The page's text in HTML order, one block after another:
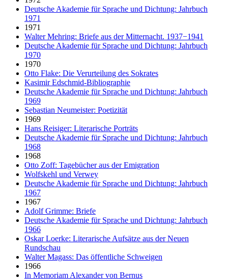
Deutsche Akademie für Sprache und Dichtung: Jahrbuch
1971
1971
Walter Mehring: Briefe aus der Mitternacht. 1937−1941
Deutsche Akademie für Sprache und Dichtung: Jahrbuch
1970
1970
Otto Flake: Die Verurteilung des Sokrates
Kasimir Edschmid-Bibliographie
Deutsche Akademie für Sprache und Dichtung: Jahrbuch
1969
Sebastian Neumeister: Poetizität
1969
Hans Reisiger: Literarische Porträts
Deutsche Akademie für Sprache und Dichtung: Jahrbuch
1968
1968
Otto Zoff: Tagebücher aus der Emigration
Wolfskehl und Verwey
Deutsche Akademie für Sprache und Dichtung: Jahrbuch
1967
1967
Adolf Grimme: Briefe
Deutsche Akademie für Sprache und Dichtung: Jahrbuch
1966
Oskar Loerke: Literarische Aufsätze aus der Neuen
Rundschau
Walter Magass: Das öffentliche Schweigen
1966
In Memoriam Alexander von Bernus